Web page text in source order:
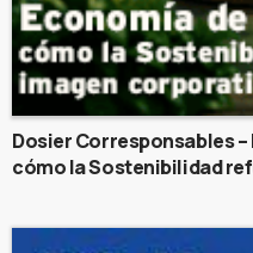
Dosier Corresponsables
cómo la Sostenibilidad